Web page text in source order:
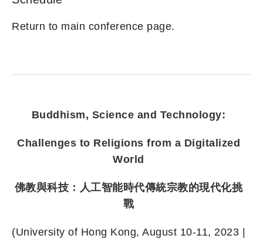
Return to main conference page.
Buddhism, Science and Technology:
Challenges to Religions from a Digitalized
World
佛教與科技：人工智能時代傳統宗教的現代化挑
戰
(University of Hong Kong, August 10-11, 2023 |